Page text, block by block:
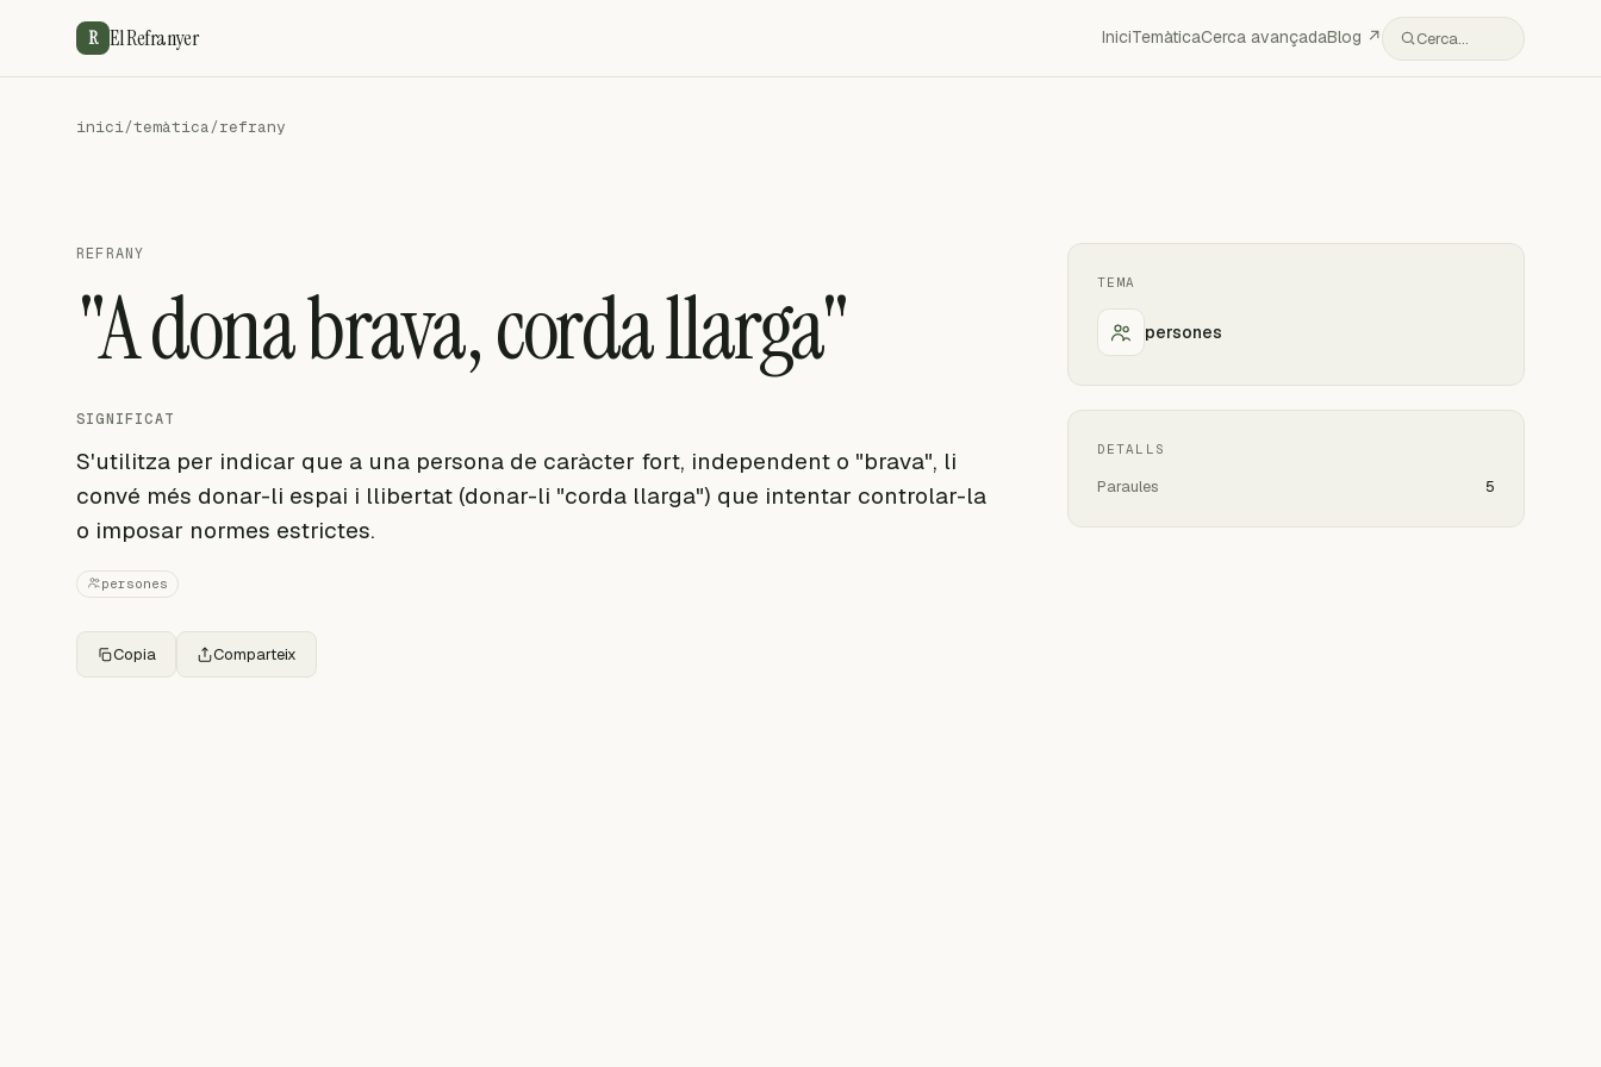
R El Refranyer IniciTemàticaCerca avançadaBlog ↗ Cerca…
inici/temàtica/refrany
REFRANY
"A dona brava, corda llarga"
SIGNIFICAT
S'utilitza per indicar que a una persona de caràcter fort, independent o "brava", li
convé més donar-li espai i llibertat (donar-li "corda llarga") que intentar controlar-la
o imposar normes estrictes.
persones
Copia Comparteix
TEMA
persones
DETALLS
Paraules 5